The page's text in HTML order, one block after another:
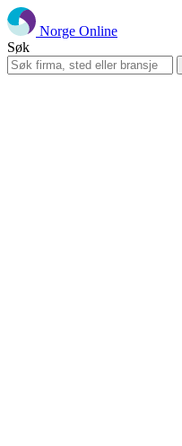
Norge Online
Søk